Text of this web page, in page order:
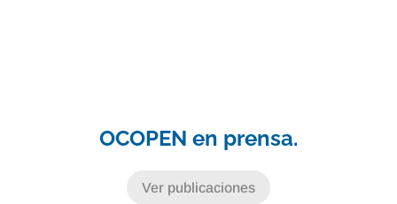
OCOPEN en prensa.
Ver publicaciones